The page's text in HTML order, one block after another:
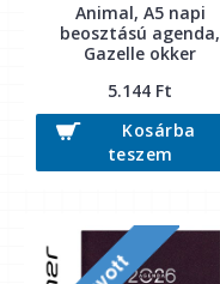
Animal, A5 napi
beosztású agenda,
Gazelle okker
5.144 Ft
Kosárba
teszem